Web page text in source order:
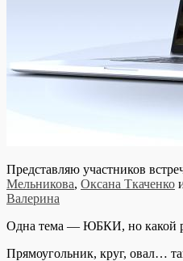
Представляю участников
Мельникова, Оксана Ткаченко
Валерина
Одна тема — ЮБКИ, но какой
Прямоугольник, круг, овал…